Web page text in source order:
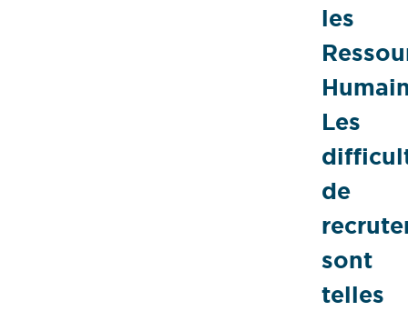
les
Les
de
sont
telles